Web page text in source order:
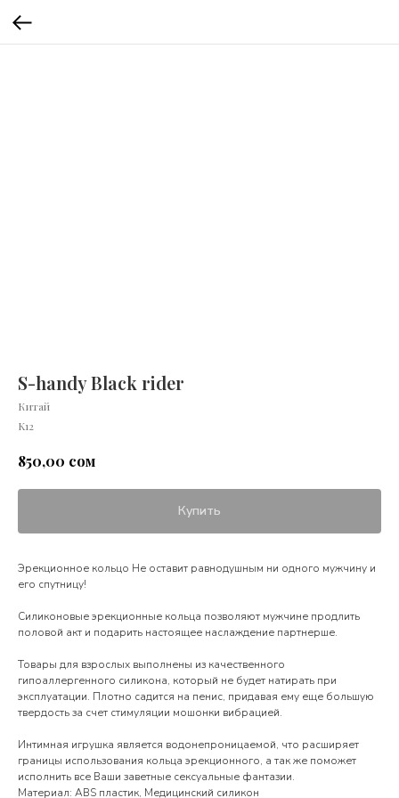
S-handy Black rider
Китай
K12
850,00 сом
Купить
Эрекционное кольцо Не оставит равнодушным ни одного мужчину и
его спутницу!
Силиконовые эрекционные кольца позволяют мужчине продлить
половой акт и подарить настоящее наслаждение партнерше.
Товары для взрослых выполнены из качественного
гипоаллергенного силикона, который не будет натирать при
эксплуатации. Плотно садится на пенис, придавая ему еще большую
твердость за счет стимуляции мошонки вибрацией.
Интимная игрушка является водонепроницаемой, что расширяет
границы использования кольца эрекционного, а так же поможет
исполнить все Ваши заветные сексуальные фантазии.
Материал: ABS пластик, Медицинский силикон